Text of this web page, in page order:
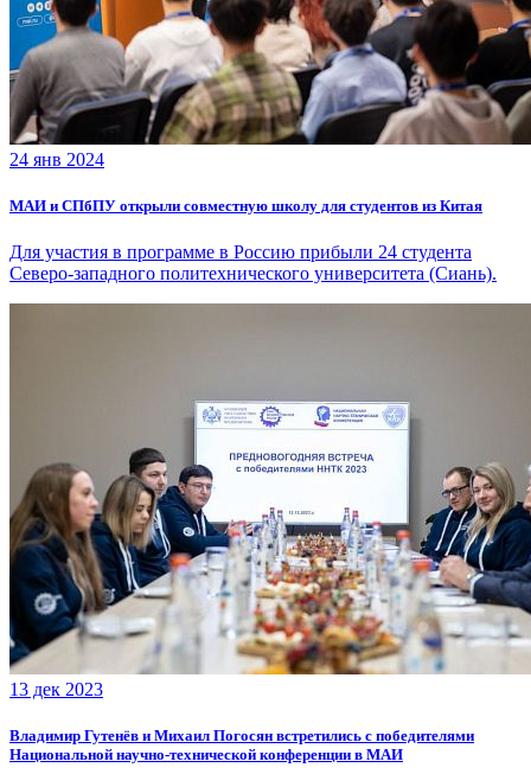
24 янв 2024
МАИ и СПбПУ открыли совместную школу для студентов из Китая
Для участия в программе в Россию прибыли 24 студента
Северо-западного политехнического университета (Сиань).
13 дек 2023
Владимир Гутенёв и Михаил Погосян встретились с победителями
Национальной научно-технической конференции в МАИ